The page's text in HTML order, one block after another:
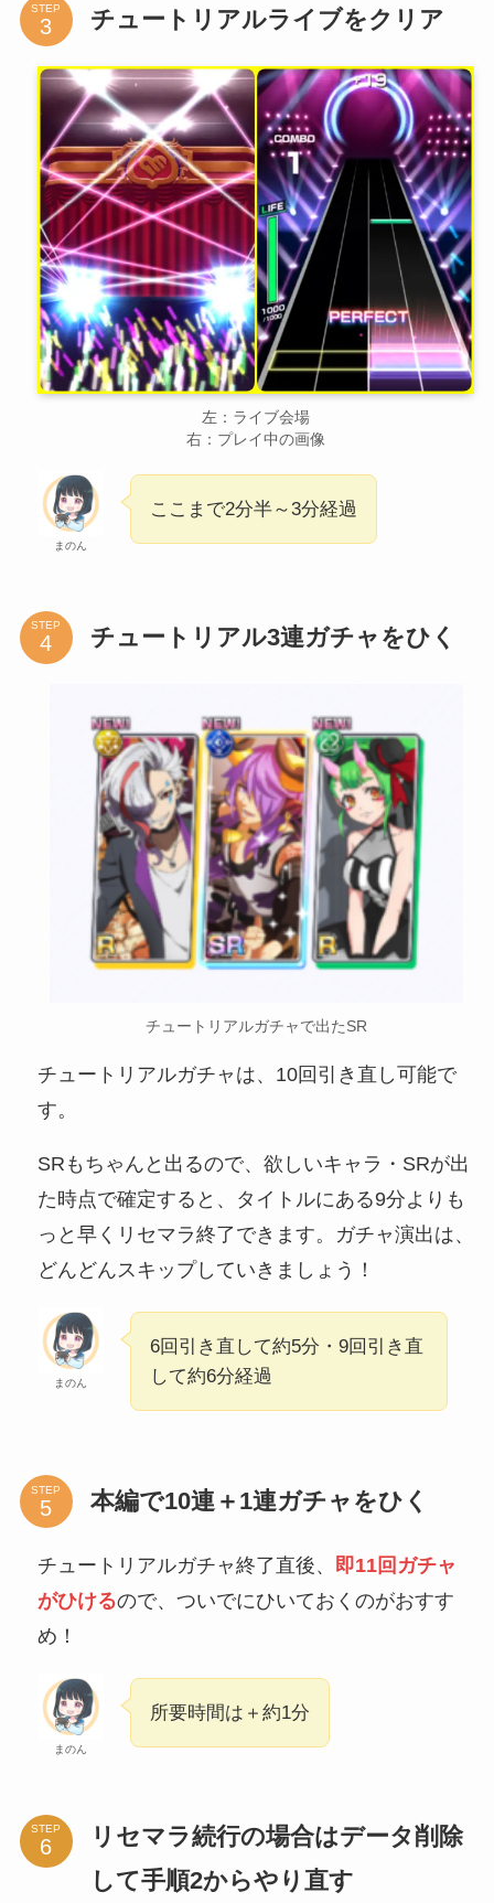
STEP チュートリアルライブをクリア
左：ライブ会場
右：プレイ中の画像
まのん
ここまで2分半～3分経過
STEP チュートリアル3連ガチャをひく
チュートリアルガチャで出たSR
チュートリアルガチャは、10回引き直し可能で
す。
SRもちゃんと出るので、欲しいキャラ・SRが出
た時点で確定すると、タイトルにある9分よりも
っと早くリセマラ終了できます。ガチャ演出は、
どんどんスキップしていきましょう！
まのん
6回引き直して約5分・9回引き直
して約6分経過
STEP 本編で10連＋1連ガチャをひく
チュートリアルガチャ終了直後、 即11回ガチャ
がひけるので、ついでにひいておくのがおすす
め！
まのん
所要時間は＋約1分
STEP
リセマラ続行の場合はデータ削除
して手順2からやり直す